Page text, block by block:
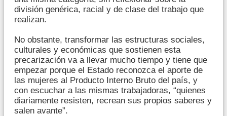
división genérica, racial y de clase del trabajo que
realizan.
No obstante, transformar las estructuras sociales,
culturales y económicas que sostienen esta
precarización va a llevar mucho tiempo y tiene que
empezar porque el Estado reconozca el aporte de
las mujeres al Producto Interno Bruto del país, y
con escuchar a las mismas trabajadoras, “quienes
diariamente resisten, recrean sus propios saberes y
salen avante”.